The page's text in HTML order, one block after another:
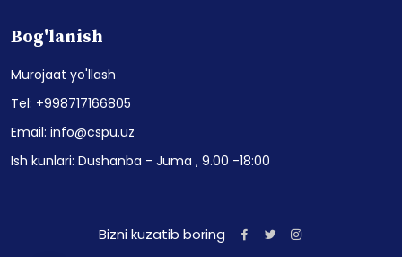
Bog'lanish
Murojaat yo'llash
Tel: +998717166805
Email: info@cspu.uz
Ish kunlari: Dushanba - Juma , 9.00 -18:00
Bizni kuzatib boring